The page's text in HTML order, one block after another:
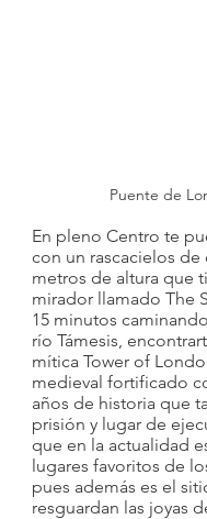
Puente de
En pleno Centro te
con un rascacielos de
metros de altura que
mirador llamado The
15 minutos
río Támesis,
mítica Tower of
medieval fortificado
años de historia que
prisión y lugar de
que en la actualidad
lugares favoritos de
pues además es el
resguardan las joyas